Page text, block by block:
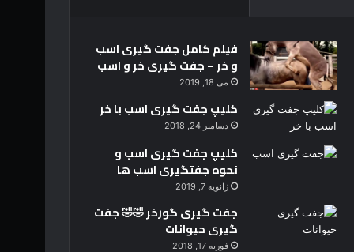
فیلم کامل جفت گیری اسب
و خر – جفت گیری خر و اسب
می 18, 2019
کلیپ جفت گیری اسب با خر
دسامبر 24, 2018
کلیپ جفت گیری اسب و
نحوه جفتگیری اسب ها
ژانویه 7, 2019
جفت گیری گورخر 🤣🤣 جفت
گیری حیوانات
فوریه 17, 2018